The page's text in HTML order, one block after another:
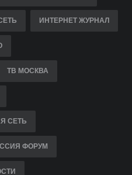
ИНТЕРНЕТ ЖУРНАЛ
ТВ МОСКВА
СЕТЬ
ФОРУМ